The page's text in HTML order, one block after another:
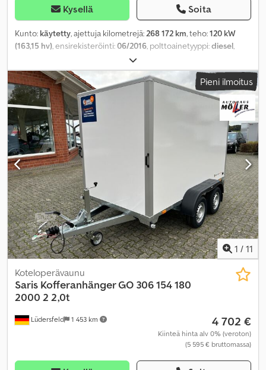
Kysellä Soita
Kunto: käytetty, ajettuja kilometrejä: 268 172 km, teho:120 kW
(163,15 hv) , ensirekisteröinti:06/2016 , polttoainetyyppi:diesel
keltainen
mekaaninen, päästöluokka:Euro 5, istuimien määrä:3,
Valmistusvuosi:2016, Varusteet:ABS, elektroninen
ajonvakautusjärjestelmä (ESP), ilmastointi, keskuslukitus,
noesuodatin,
Pieni ilmoitus
1 / 11
Lüdersfeld 1 453 km
Koteloperävaunu
Saris Kofferanhänger GO 306 154 180
2000 2 2,0t
4 702 €
Kiinteä hinta alv 0% (veroton)
(5 595 € bruttomassa)